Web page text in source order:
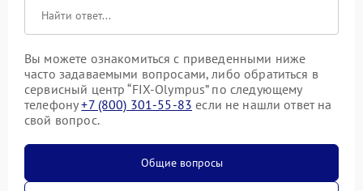
Вы можете ознакомиться с приведенными ниже
часто задаваемыми вопросами, либо обратиться в
сервисный центр “FIX-Olympus” по следующему
телефону+7 (800) 301-55-83 если не нашли ответ на
свой вопрос.
Общие вопросы